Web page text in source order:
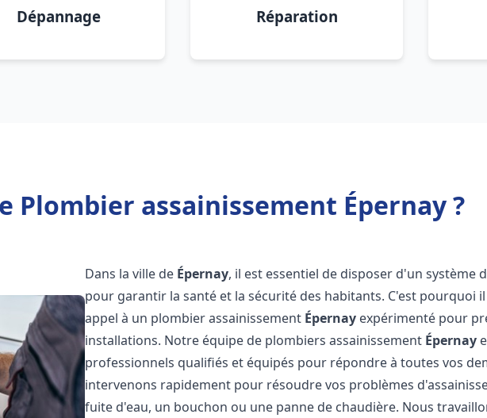
Dépannage Réparation
Plombier assainissement Épernay ?
Dans la ville de Épernay, il est essentiel de disposer d'un système
pour garantir la santé et la sécurité des habitants. C'est pourquoi
appel à un plombier assainissement Épernay expérimenté pour
installations. Notre équipe de plombiers assainissement Épernay
professionnels qualifiés et équipés pour répondre à toutes vos
intervenons rapidement pour résoudre vos problèmes
fuite d'eau, un bouchon ou une panne de chaudière. Nous